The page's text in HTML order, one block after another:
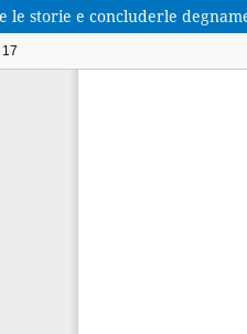
le storie e concluderle